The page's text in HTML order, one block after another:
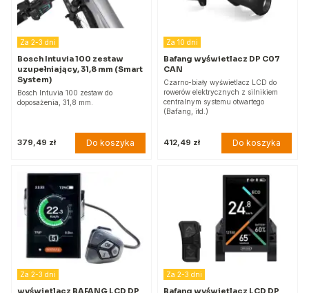
Za 2-3 dni
Bosch Intuvia 100 zestaw
uzupełniający, 31,8 mm (Smart
System)
Bosch Intuvia 100 zestaw do
doposażenia, 31,8 mm.
379,49 zł Do koszyka
Za 10 dni
Bafang wyświetlacz DP C07
CAN
Czarno-biały wyświetlacz LCD do
rowerów elektrycznych z silnikiem
centralnym systemu otwartego
(Bafang, itd.)
412,49 zł Do koszyka
Za 2-3 dni Za 2-3 dni